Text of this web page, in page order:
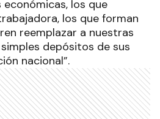
los que
los que forman
reemplazar a nuestras
depósitos de sus
nacional”.